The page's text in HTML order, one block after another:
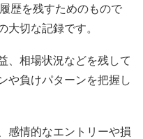
歴を残すためのもので
切な記録です。
、相場状況などを残して
や負けパターンを把握し
感情的なエントリーや損